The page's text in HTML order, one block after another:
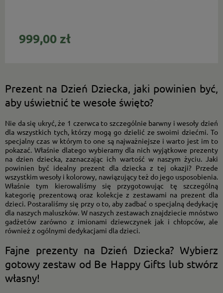
999,00 zł
Prezent na Dzień Dziecka, jaki powinien być,
aby uświetnić te wesołe święto?
Nie da się ukryć, że 1 czerwca to szczególnie barwny i wesoły dzień
dla wszystkich tych, którzy mogą go dzielić ze swoimi dziećmi. To
specjalny czas w którym to one są najważniejsze i warto jest im to
pokazać. Właśnie dlatego wybieramy dla nich wyjątkowe prezenty
na dzien dziecka, zaznaczając ich wartość w naszym życiu. Jaki
powinien być idealny prezent dla dziecka z tej okazji? Przede
wszystkim wesoły i kolorowy, nawiązujący też do jego usposobienia.
Właśnie tym kierowaliśmy się przygotowując tę szczególną
kategorię prezentową oraz kolekcje z zestawami na prezent dla
dzieci. Postaraliśmy się przy o to, aby zadbać o specjalną dedykację
dla naszych maluszków. W naszych zestawach znajdziecie mnóstwo
gadżetów zarówno z imionami dziewczynek jak i chłopców, ale
również z ogólnymi dedykacjami dla dzieci.
Fajne prezenty na Dzień Dziecka? Wybierz
gotowy zestaw od Be Happy Gifts lub stwórz
własny!